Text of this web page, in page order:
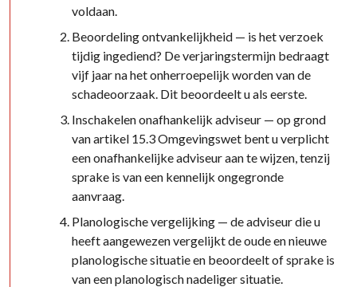
voldaan.
Beoordeling ontvankelijkheid — is het verzoek
tijdig ingediend? De verjaringstermijn bedraagt
vijf jaar na het onherroepelijk worden van de
schadeoorzaak. Dit beoordeelt u als eerste.
Inschakelen onafhankelijk adviseur — op grond
van artikel 15.3 Omgevingswet bent u verplicht
een onafhankelijke adviseur aan te wijzen, tenzij
sprake is van een kennelijk ongegronde
aanvraag.
Planologische vergelijking — de adviseur die u
heeft aangewezen vergelijkt de oude en nieuwe
planologische situatie en beoordeelt of sprake is
van een planologisch nadeliger situatie.